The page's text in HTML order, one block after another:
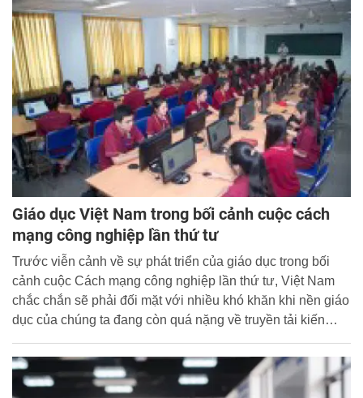
Giáo dục Việt Nam trong bối cảnh cuộc cách
mạng công nghiệp lần thứ tư
Trước viễn cảnh về sự phát triển của giáo dục trong bối
cảnh cuộc Cách mạng công nghiệp lần thứ tư, Việt Nam
chắc chắn sẽ phải đối mặt với nhiều khó khăn khi nền giáo
dục của chúng ta đang còn quá nặng về truyền tải kiến
lực của người học; chất lượng đội ngũ giáo viên, cán bộ
quản lý chưa đồng đều; hệ thống cơ sở vật chất còn nhiều